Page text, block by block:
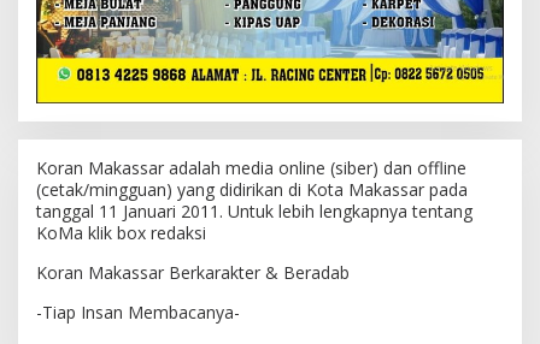
Koran Makassar adalah media online (siber) dan offline
(cetak/mingguan) yang didirikan di Kota Makassar pada
tanggal 11 Januari 2011. Untuk lebih lengkapnya tentang
KoMa klik box redaksi
Koran Makassar Berkarakter & Beradab
-Tiap Insan Membacanya-